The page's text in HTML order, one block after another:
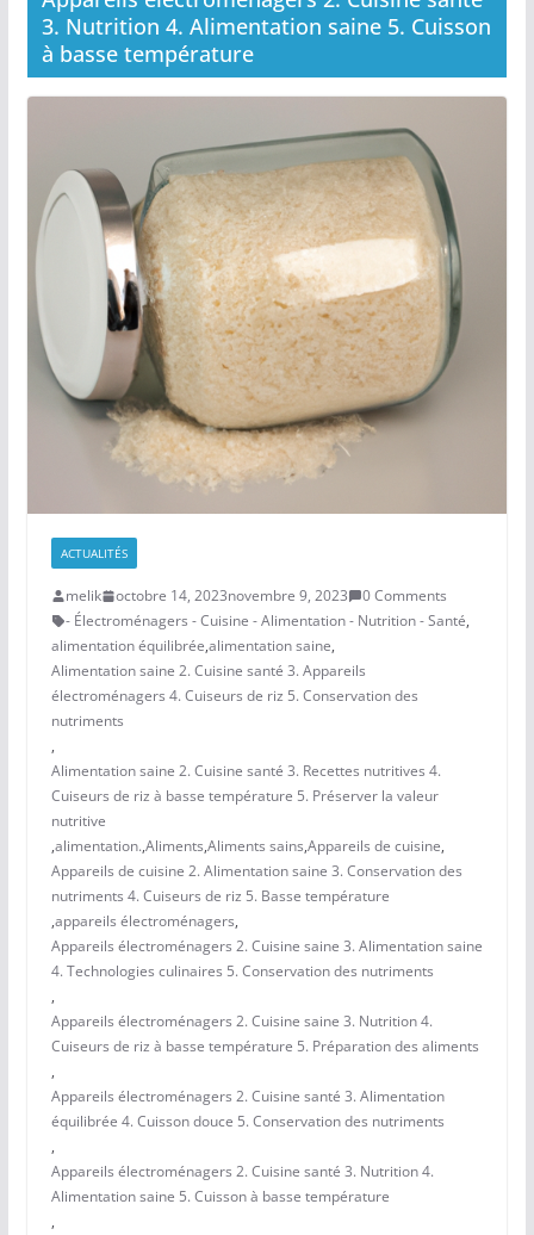
3. Nutrition 4. Alimentation saine 5. Cuisson
à basse température
ACTUALITÉS
melik octobre 14, 2023novembre 9, 2023
0 Comments
- Électroménagers - Cuisine - Alimentation - Nutrition - Santé,
alimentation équilibrée,alimentation saine,
Alimentation saine 2. Cuisine santé 3. Appareils
électroménagers 4. Cuiseurs de riz 5. Conservation des
nutriments
,
Alimentation saine 2. Cuisine santé 3. Recettes nutritives 4.
Cuiseurs de riz à basse température 5. Préserver la valeur
nutritive
,alimentation.,Aliments,Aliments sains,Appareils de cuisine,
Appareils de cuisine 2. Alimentation saine 3. Conservation des
nutriments 4. Cuiseurs de riz 5. Basse température
,appareils électroménagers,
Appareils électroménagers 2. Cuisine saine 3. Alimentation saine
4. Technologies culinaires 5. Conservation des nutriments
,
Appareils électroménagers 2. Cuisine saine 3. Nutrition 4.
Cuiseurs de riz à basse température 5. Préparation des aliments
,
Appareils électroménagers 2. Cuisine santé 3. Alimentation
équilibrée 4. Cuisson douce 5. Conservation des nutriments
,
Appareils électroménagers 2. Cuisine santé 3. Nutrition 4.
Alimentation saine 5. Cuisson à basse température
,